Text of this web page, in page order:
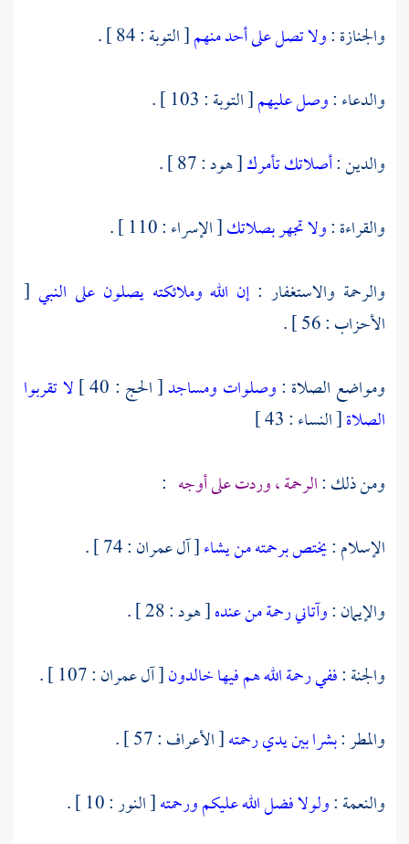
والجنازة :ولا تصل على أحد منهم[ التوبة : 84 ] .
والدعاء :وصل عليهم[ التوبة : 103 ] .
والدين :أصلاتك تأمرك[ هود : 87 ] .
والقراءة :ولا تجهر بصلاتك[ الإسراء : 110 ] .
والرحمة والاستغفار :إن الله وملائكته يصلون على النبي [
الأحزاب : 56 ] .
ومواضع الصلاة :وصلوات ومساجد[ الحج : 40 ]
لا تقربوا
الصلاة[ النساء : 43 ]
ومن ذلك :الرحمة ، وردت على أوجه :
الإسلام :يختص برحمته من يشاء[ آل عمران : 74 ] .
والإيمان :وآتاني رحمة من عنده[ هود : 28 ] .
والجنة :ففي رحمة الله هم فيها خالدون[ آل عمران : 107 ] .
والمطر :بشرا بين يدي رحمته[ الأعراف : 57 ] .
والنعمة :ولولا فضل الله عليكم ورحمته[ النور : 10 ] .